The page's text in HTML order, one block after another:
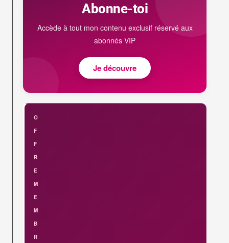
Abonne-toi
Accède à tout mon contenu exclusif réservé aux
abonnés VIP
Je découvre
O
F
F
R
E
M
E
M
B
R